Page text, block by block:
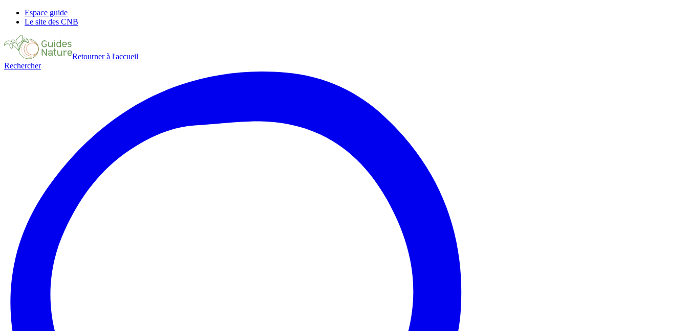
Espace guide
Le site des CNB
Retourner à l'accueil
Rechercher